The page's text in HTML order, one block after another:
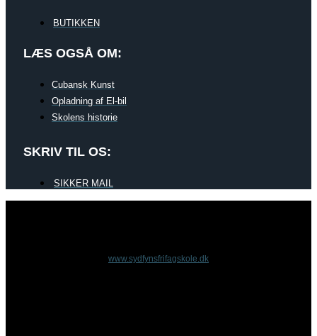
BUTIKKEN
LÆS OGSÅ OM:
Cubansk Kunst
Opladning af El-bil
Skolens historie
SKRIV TIL OS:
SIKKER MAIL
www.sydfynsfrifagskole.dk